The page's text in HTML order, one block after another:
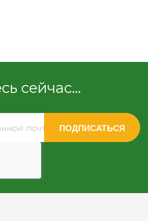
сейчас...
ПОДПИСАТЬСЯ